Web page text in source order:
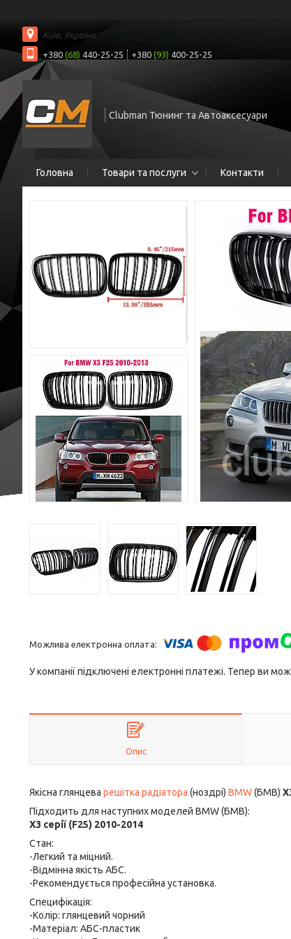
Київ, Україна
+380 (68) 440-25-25 +380 (93) 400-25-25
Clubman Тюнинг та Автоаксесуари
Головна Товари та послуги Контакти
У компанії підключені електронні платежі. Тепер ви
Опис
Якісна глянцева решітка радіатора (ноздрі) BMW(БМВ)
Підходить для наступних моделей BMW (БМВ):
X3 серії (F25) 2010-2014
Стан:
-Легкий та міцний.
-Відмінна якість АБС.
-Рекомендується професійна установка.
Специфікація:
-Колір: глянцевий чорний
-Матеріал: АБС-пластик